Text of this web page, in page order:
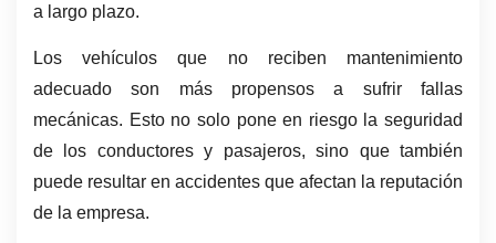
a largo plazo.
Los vehículos que no reciben mantenimiento
adecuado son más propensos a sufrir fallas
mecánicas. Esto no solo pone en riesgo la seguridad
de los conductores y pasajeros, sino que también
puede resultar en accidentes que afectan la reputación
de la empresa.